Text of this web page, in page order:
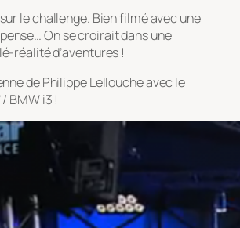
le challenge. Bien filmé avec une
On se croirait dans une
réalité d’aventures !
de Philippe Lellouche avec le
BMW i3 !